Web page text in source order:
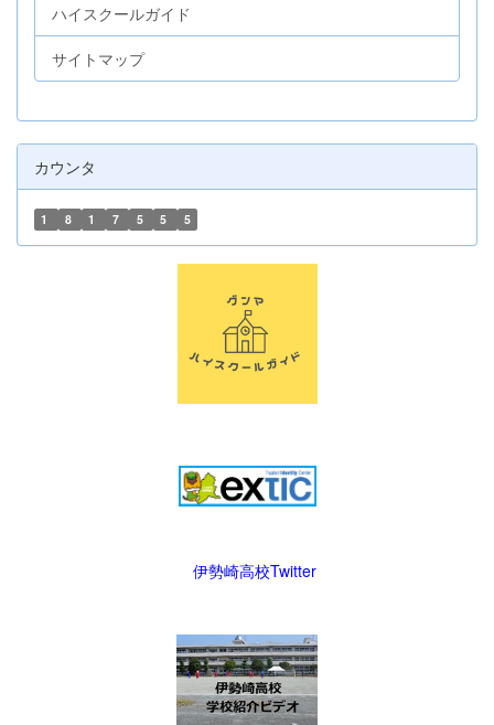
ハイスクールガイド
サイトマップ
カウンタ
1 8 1 7 5 5 5
伊勢崎高校Twitter